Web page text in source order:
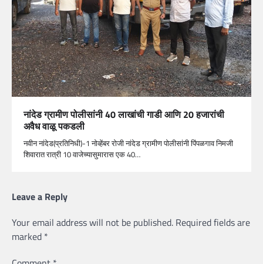
नांदेड ग्रामीण पोलीसांनी 40 लाखांची गाडी आणि 20 हजारांची
अवैध वाळू पकडली
नवीन नांदेड(प्रतिनिधी)-1 नोव्हेंबर रोजी नांदेड ग्रामीण पोलीसांनी पिंपळगाव निमजी
शिवारात रात्री 10 वाजेच्यासुमारास एक 40…
Leave a Reply
Your email address will not be published. Required fields are
marked *